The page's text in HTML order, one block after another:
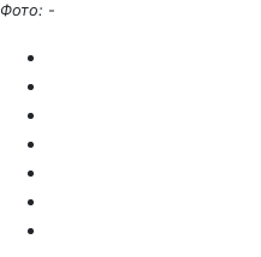
Фото: -